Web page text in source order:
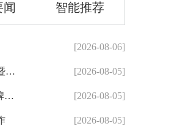
闻 智能推荐
[2026-08-06]
[2026-08-05]
2026年东森杯海峡两岸（连城）青少年棒球邀请赛暨第七届海峡...
[2026-08-05]
全市河湖长制林长制工作会议暨“山水龙岩”生态品牌建设推进...
[2026-08-05]